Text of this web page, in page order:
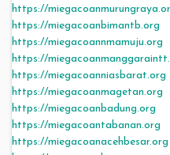
https://
https://miegacoanbimantb.org
https://miegacoannmamuju.org
https://
https://miegacoanniasbarat.org
https://miegacoanmagetan.org
https://miegacoanbadung.org
https://miegacoantabanan.org
https://miegacoanacehbesar.org